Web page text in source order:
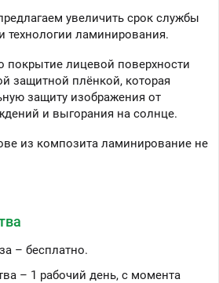
увеличить срок службы
технологии ламинирования.
покрытие лицевой поверхности
защитной плёнкой, которая
защиту изображения от
и выгорания на солнце.
из композита ламинирование не
– бесплатно.
– 1 рабочий день, с момента